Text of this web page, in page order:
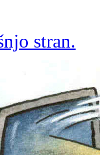
stran.